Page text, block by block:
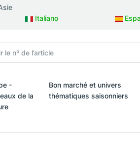
Italiano
-
de la
Bon marché et univers
thématiques saisonniers